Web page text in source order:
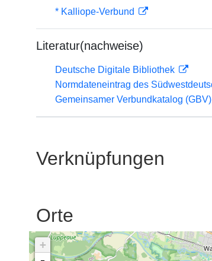
* Kalliope-Verbund
Literatur(nachweise)
Deutsche Digitale Bibliothek
Normdateneintrag des
Gemeinsamer Verbundkatalog (GBV)
Verknüpfungen
Orte
+